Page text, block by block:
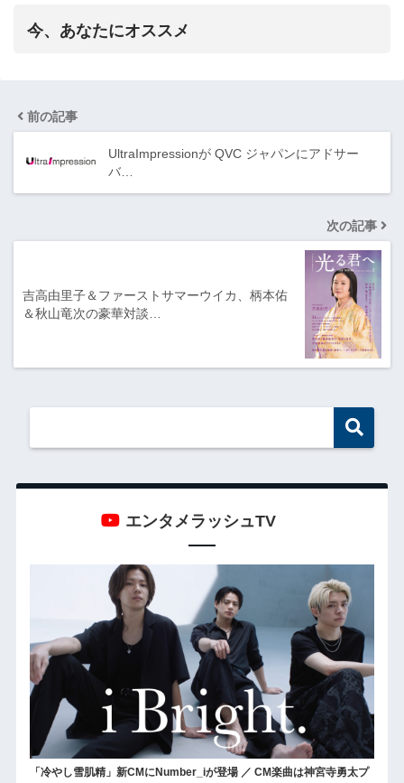
今、あなたにオススメ
前の記事
UltraImpressionが QVC ジャパンにアドサー
バ…
次の記事
吉高由里子＆ファーストサマーウイカ、柄本佑
＆秋山竜次の豪華対談…
エンタメラッシュTV
「冷やし雪肌精」新CMにNumber_iが登場 ／ CM楽曲は神宮寺勇太プ